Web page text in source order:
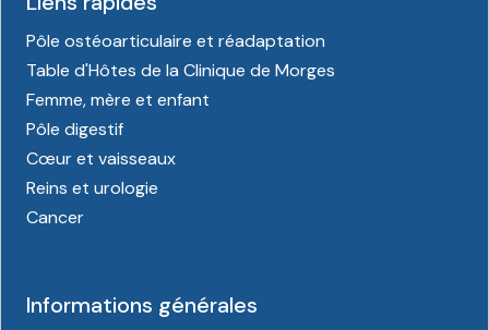
Pôle ostéoarticulaire et réadaptation
Table d'Hôtes de la Clinique de Morges
Femme, mère et enfant
Pôle digestif
Cœur et vaisseaux
Reins et urologie
Cancer
Informations générales